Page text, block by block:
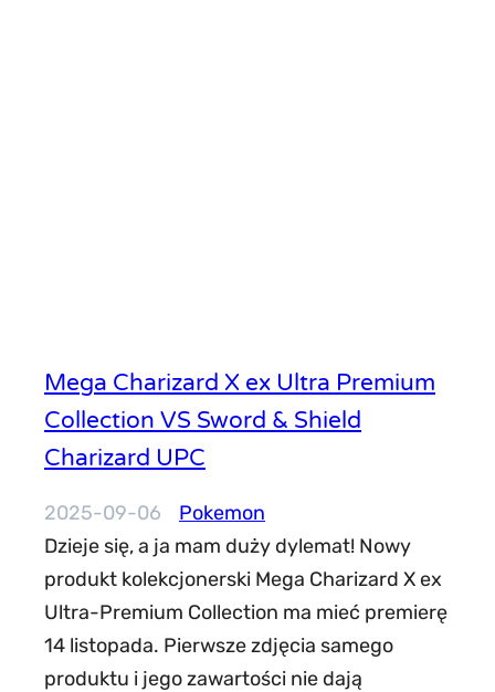
Mega Charizard X ex Ultra Premium
Collection VS Sword & Shield
Charizard UPC
2025-09-06
Pokemon
Dzieje się, a ja mam duży dylemat! Nowy
produkt kolekcjonerski Mega Charizard X ex
Ultra-Premium Collection ma mieć premierę
14 listopada. Pierwsze zdjęcia samego
produktu i jego zawartości nie dają